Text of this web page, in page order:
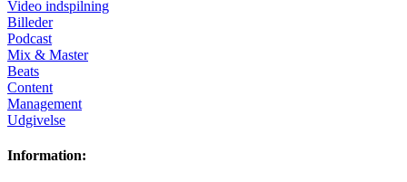
Video indspilning
Billeder
Podcast
Mix & Master
Beats
Content
Management
Udgivelse
Information: